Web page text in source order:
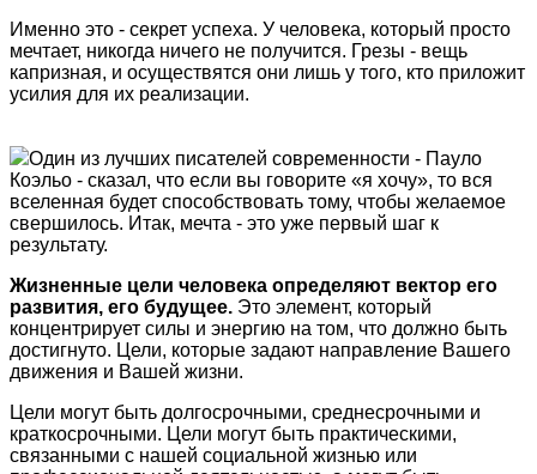
Именно это - секрет успеха. У человека, который просто
мечтает, никогда ничего не получится. Грезы - вещь
капризная, и осуществятся они лишь у того, кто приложит
усилия для их реализации.
Один из лучших писателей современности - Пауло
Коэльо - сказал, что если вы говорите «я хочу», то вся
вселенная будет способствовать тому, чтобы желаемое
свершилось. Итак, мечта - это уже первый шаг к
результату.
Жизненные цели человека определяют вектор его
развития, его будущее. Это элемент, который
концентрирует силы и энергию на том, что должно быть
достигнуто. Цели, которые задают направление Вашего
движения и Вашей жизни.
Цели могут быть долгосрочными, среднесрочными и
краткосрочными. Цели могут быть практическими,
связанными с нашей социальной жизнью или